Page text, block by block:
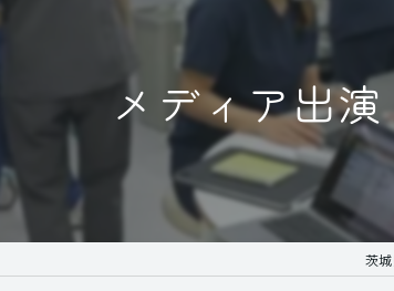
代表あいさつ
メディア出演
茨